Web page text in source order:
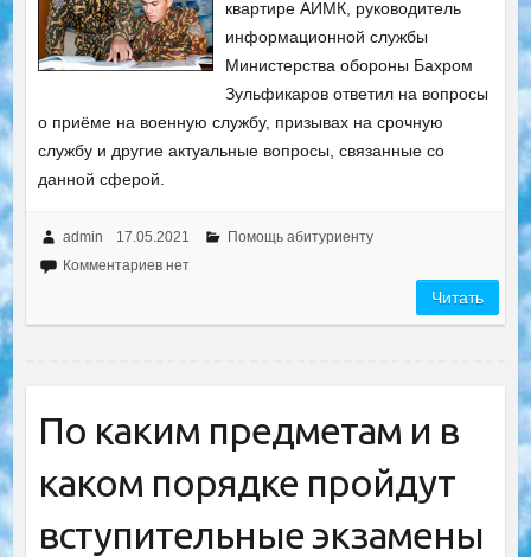
квартире АИМК, руководитель
информационной службы
Министерства обороны Бахром
Зульфикаров ответил на вопросы
о приёме на военную службу, призывах на срочную
службу и другие актуальные вопросы, связанные со
данной сферой.
admin 17.05.2021
Помощь абитуриенту
Комментариев нет
Читать
По каким предметам и в
каком порядке пройдут
вступительные экзамены